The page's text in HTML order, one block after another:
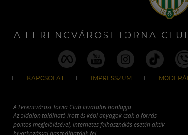
A FERENCVÁROSI TORNA
KAPCSOLAT IMPRESSZUM
A Ferencvárosi Torna Club hivatalos honlapja
Az oldalon található írott és képi anyagok csak a forrás
pontos megjelölésével, internetes felhasználás esetén aktív
hivatkozással használhatóak fel.